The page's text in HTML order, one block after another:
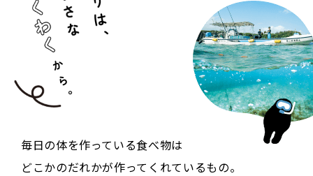
毎日の体を作っている食べ物は
どこかのだれかが作ってくれているもの。
食をひろげる
おいしくて安全な食べ物を
作り続けたい。
食料自給率の向上